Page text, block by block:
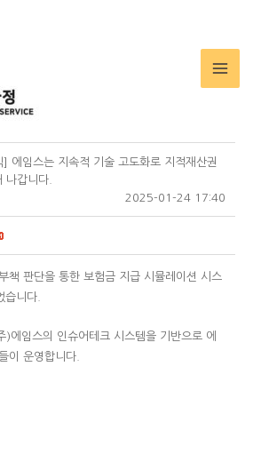
] 에임스는 지속적 기술 고도화로 지적재산권
나갑니다.
2025-01-24 17:40
책 판단을 통한 보험금 지급 시뮬레이션 시스
습니다.
임스의 인슈어테크 시스템을 기반으로 에
이 운영합니다.